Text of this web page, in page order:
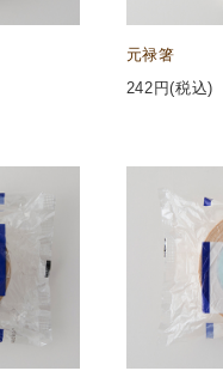
元禄箸
242 円(税込)